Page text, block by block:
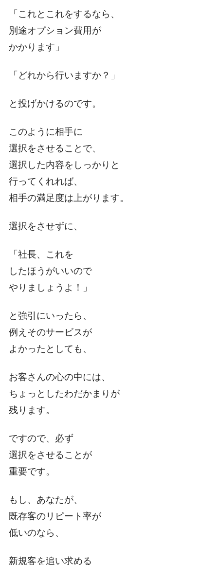
「これとこれをするなら、
別途オプション費用が
かかります」
「どれから行いますか？」
と投げかけるのです。
このように相手に
選択をさせることで、
選択した内容をしっかりと
行ってくれれば、
相手の満足度は上がります。
選択をさせずに、
「社長、これを
したほうがいいので
やりましょうよ！」
と強引にいったら、
例えそのサービスが
よかったとしても、
お客さんの心の中には、
ちょっとしたわだかまりが
残ります。
ですので、必ず
選択をさせることが
重要です。
もし、あなたが、
既存客のリピート率が
低いのなら、
新規客を追い求める